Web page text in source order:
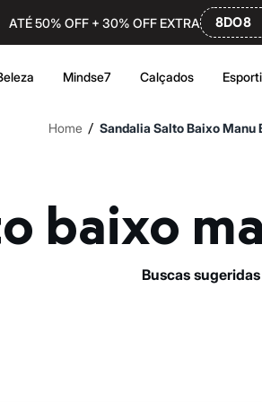
ATÉ 50% OFF + 30% OFF EXTRA 8DO8
Mindse7 Calçados
Home / Sandalia Salto Baixo Manu
baixo
buscas sugeridas